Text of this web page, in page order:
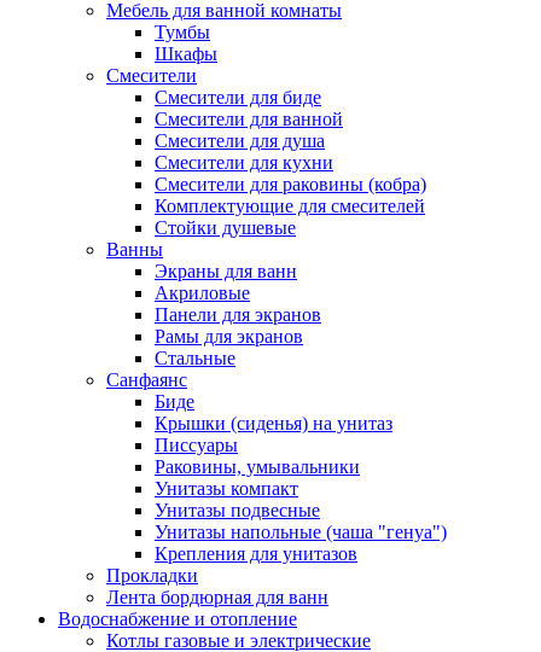
Мебель для ванной комнаты
Тумбы
Шкафы
Смесители
Смесители для биде
Смесители для ванной
Смесители для душа
Смесители для кухни
Смесители для раковины (кобра)
Комплектующие для смесителей
Стойки душевые
Ванны
Экраны для ванн
Акриловые
Панели для экранов
Рамы для экранов
Стальные
Санфаянс
Биде
Крышки (сиденья) на унитаз
Писсуары
Раковины, умывальники
Унитазы компакт
Унитазы подвесные
Унитазы напольные (чаша "генуа")
Крепления для унитазов
Прокладки
Лента бордюрная для ванн
Водоснабжение и отопление
Котлы газовые и электрические